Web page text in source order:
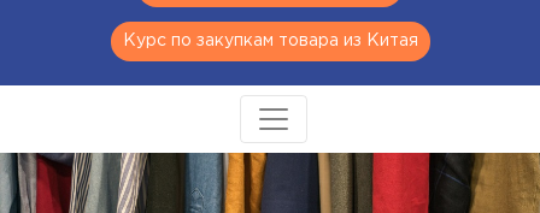
Курс по закупкам товара из Китая